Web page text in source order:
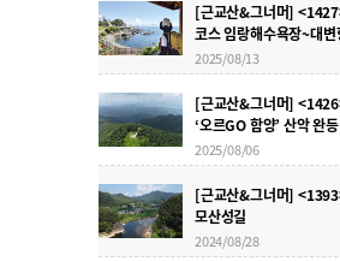
[근교산&그너머]
코스 임랑해수욕장~대변
2025/08/13
[근교산&그너머]
‘오르GO 함양’ 산악 완
산
2025/08/06
[근교산&그너머]
모산성길
2024/08/28